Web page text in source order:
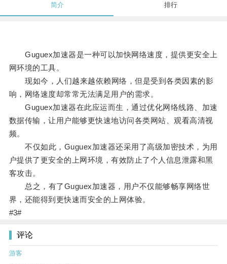
简介 排行
Guguex加速器是一种可以加快网络速度，提供更安全上
网环境的工具。
现如今，人们越来越依赖网络，但是受到各类因素的影
响，网络速度却常常无法满足用户的需求。
Guguex加速器在此应运而生，通过优化网络线路、加速
数据传输，让用户能够更快速地访问各类网站、观看高清视
频。
不仅如此，Guguex加速器还采用了高级加密技术，为用
户提供了更安全的上网环境，有效防止了个人信息泄露和黑
客攻击。
总之，有了Guguex加速器，用户不仅能够畅享网络世
界，还能得到更快速而安全的上网体验。
#3#
评论
游客